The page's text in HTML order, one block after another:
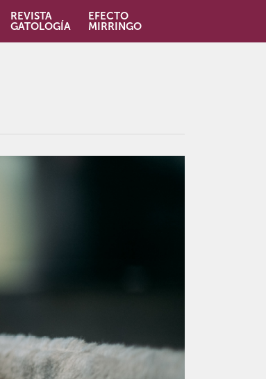
REVISTA
GATOLOGÍA
EFECTO
MIRRINGO